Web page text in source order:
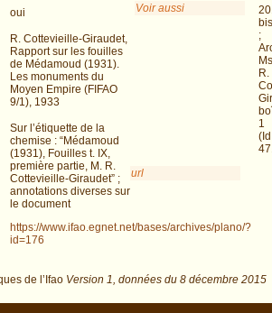
oui
R. Cottevieille-Giraudet,
Rapport sur les fouilles
de Médamoud (1931).
Les monuments du
Moyen Empire (FIFAO
9/1), 1933
Sur l’étiquette de la
chemise : “Médamoud
(1931), Fouilles t. IX,
première partie, M. R.
Cottevieille-Giraudet” ;
annotations diverses sur
le document
Voir aussi
bis
;
R.
1
url
https://www.ifao.egnet.net/bases/archives/plano/?
id=176
de l’Ifao Version 1, données du 8 décembre 2015